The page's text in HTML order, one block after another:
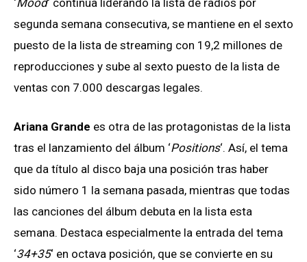
‘Mood‘ continúa liderando la lista de radios por
segunda semana consecutiva, se mantiene en el sexto
puesto de la lista de streaming con 19,2 millones de
reproducciones y sube al sexto puesto de la lista de
ventas con 7.000 descargas legales.
Ariana Grande es otra de las protagonistas de la lista
tras el lanzamiento del álbum ‘Positions‘. Así, el tema
que da título al disco baja una posición tras haber
sido número 1 la semana pasada, mientras que todas
las canciones del álbum debuta en la lista esta
semana. Destaca especialmente la entrada del tema
‘34+35‘ en octava posición, que se convierte en su